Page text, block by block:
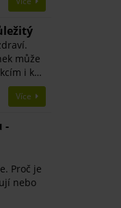
může
i k…
Více
-
Proč je
nebo